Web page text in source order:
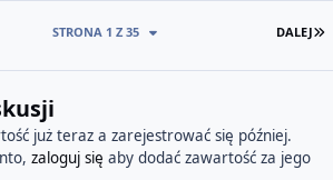
DALEJ
STRONA 1 Z 35
już teraz a zarejestrować się później.
zaloguj się aby dodać zawartość za jego